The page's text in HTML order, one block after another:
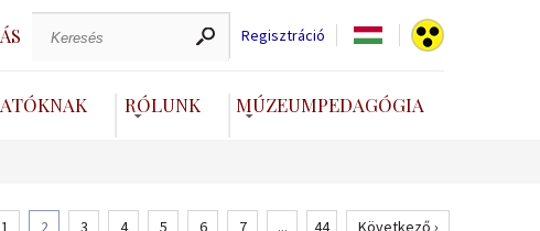
Regisztráció
RÓLUNK MÚZEUMPEDAGÓGIA
1 2 3 4 5 6 7 ... 44 Következő ›